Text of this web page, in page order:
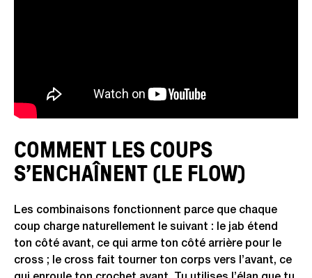
COMMENT LES COUPS
S’ENCHAÎNENT (LE FLOW)
Les combinaisons fonctionnent parce que chaque
coup charge naturellement le suivant : le jab étend
ton côté avant, ce qui arme ton côté arrière pour le
cross ; le cross fait tourner ton corps vers l’avant, ce